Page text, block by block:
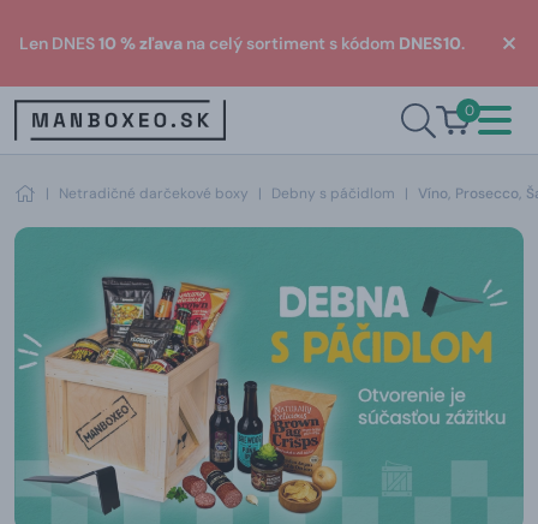
Len DNES10 % zľava na celý sortiment s kódom DNES10.
0
| Netradičné darčekové boxy | Debny s páčidlom | Víno, Prosecco,